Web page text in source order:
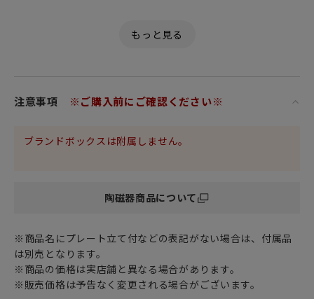
マットグレートーンにブリリアントプラチナでデザインされ
存在感のある置物（オブジェ）としても
お祝いのギフトやプレゼントとしてだけでなく
フランスらしいエレガントさと高級感に加え、「エルメス」
ならではのデザインセンスを用いた
特別な日のディナーや二人きりのティータイムをお楽しみい
ただけるテーブルウェアコレクション。
注意事項 ※ご購入前にご確認ください※
ブランドボックスは附属しません。
陶磁器商品について
※商品名にプレート立て付などの表記がない場合は、付属品
は別売となります。
※商品の価格は実店舗と異なる場合があります。
※販売価格は予告なく変更される場合がございます。